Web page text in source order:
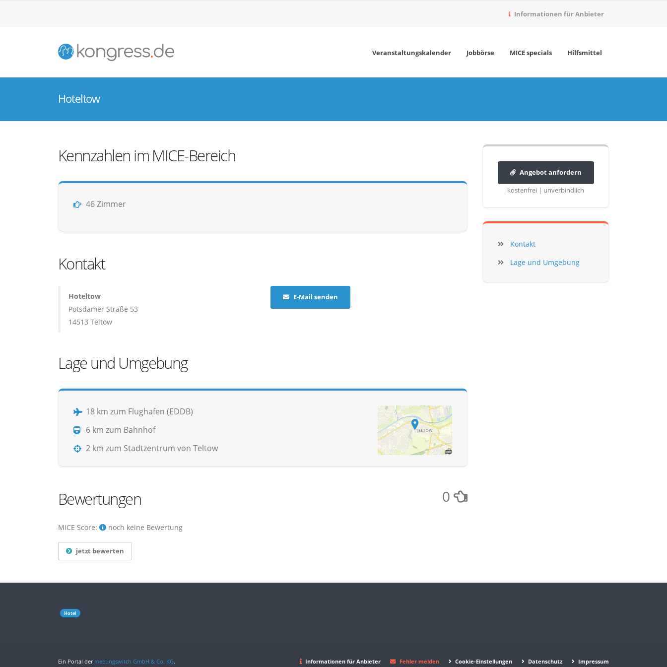
Informationen für Anbieter
Veranstaltungskalender Jobbörse MICE specials Hilfsmittel
Hoteltow
Kennzahlen im MICE-Bereich
46 Zimmer
Kontakt
Hoteltow
Potsdamer Straße 53
14513 Teltow
E-Mail senden
Lage und Umgebung
18 km zum Flughafen (EDDB)
6 km zum Bahnhof
2 km zum Stadtzentrum von Teltow
Bewertungen 0
MICE Score: noch keine Bewertung
jetzt bewerten
Angebot anfordern
kostenfrei | unverbindlich
Kontakt
Lage und Umgebung
Hotel
Ein Portal der meetingswitch GmbH & Co. KG. Informationen für Anbieter Fehler melden Cookie-Einstellungen Datenschutz Impressum